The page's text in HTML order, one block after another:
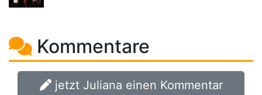
Kommentare
jetzt Juliana einen Kommentar